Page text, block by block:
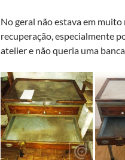
No geral não estava em
recuperação, especialmente
atelier e não queria uma